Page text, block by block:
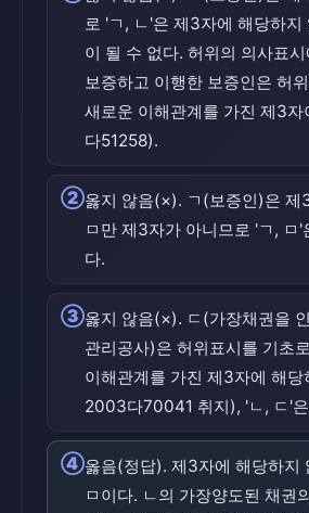
로 'ㄱ, ㄴ'은 제3자에 해당하지
이 될 수 없다. 허위의 의사표
보증하고 이행한 보증인은 허
새로운 이해관계를 가진 제3
다51258).
②옳지 않음(×). ㄱ(보증인)은 제
ㅁ만 제3자가 아니므로 'ㄱ, ㅁ'
다.
③옳지 않음(×). ㄷ(가장채권을
관리공사)은 허위표시를 기초
이해관계를 가진 제3자에 해당
2003다70041 취지), 'ㄴ, ㄷ'
④옳음(정답). 제3자에 해당하지
ㅁ이다. ㄴ의 가장양도된 채권